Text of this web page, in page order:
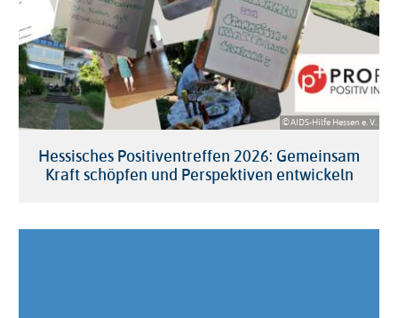
© AIDS-Hilfe Hessen e. V.
Hessisches Positiventreffen 2026: Gemeinsam
Kraft schöpfen und Perspektiven entwickeln